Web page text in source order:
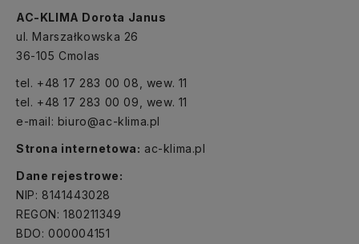
AC-KLIMA Dorota Janus
ul. Marszałkowska 26
36-105 Cmolas
tel. +48 17 283 00 08, wew. 11
tel. +48 17 283 00 09, wew. 11
e-mail: biuro@ac-klima.pl
Strona internetowa: ac-klima.pl
Dane rejestrowe:
NIP: 8141443028
REGON: 180211349
BDO: 000004151